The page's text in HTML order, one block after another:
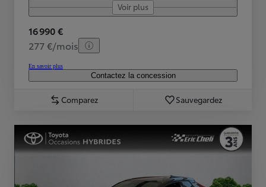
Voir plus
16 990 €
277 €/mois
En savoir plus
Contactez la concession
Comparez Sauvegardez